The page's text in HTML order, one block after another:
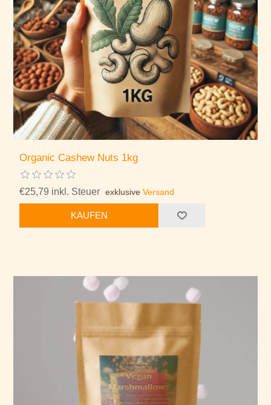
Organic Cashew Nuts 1kg
€25,79 inkl. Steuer exklusiveVersand
KAUFEN